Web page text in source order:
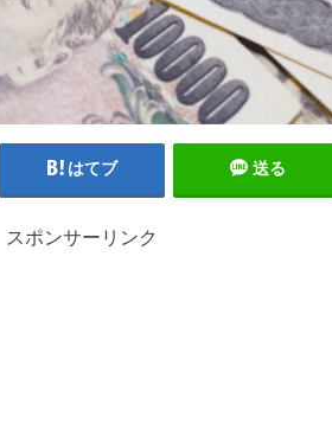
はてブ 送る
スポンサーリンク